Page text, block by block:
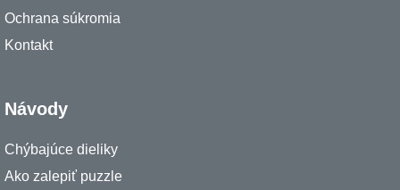
Ochrana súkromia
Kontakt
Návody
Chýbajúce dieliky
Ako zalepiť puzzle